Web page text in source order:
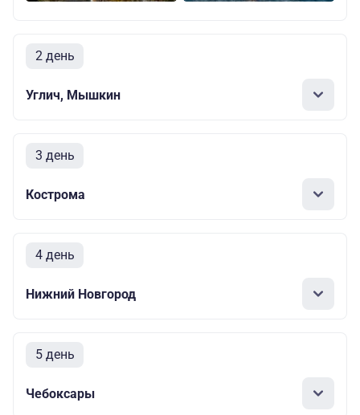
2 день
Углич, Мышкин
3 день
Кострома
4 день
Нижний Новгород
5 день
Чебоксары